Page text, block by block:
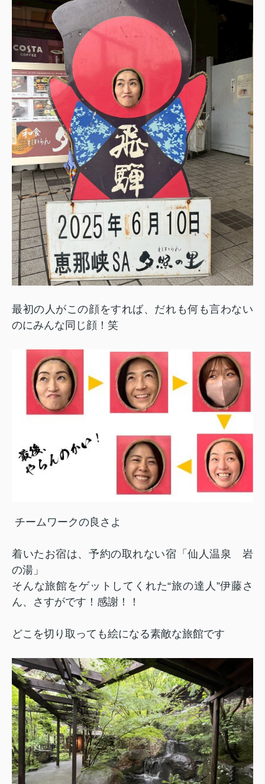
最初の人がこの顔をすれば、だれも何も言わない
のにみんな同じ顔！笑
チームワークの良さよ
着いたお宿は、予約の取れない宿「仙人温泉 岩
の湯」
そんな旅館をゲットしてくれた“旅の達人”伊藤さ
ん、さすがです！感謝！！
どこを切り取っても絵になる素敵な旅館です